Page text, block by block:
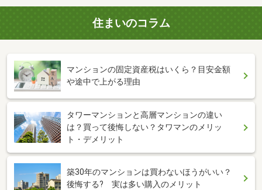
住まいのコラム
マンションの固定資産税はいくら？目安金額
や途中で上がる理由
タワーマンションと高層マンションの違い
は？買って後悔しない？タワマンのメリッ
ト・デメリット
築30年のマンションは買わないほうがいい？
後悔する? 実は多い購入のメリット